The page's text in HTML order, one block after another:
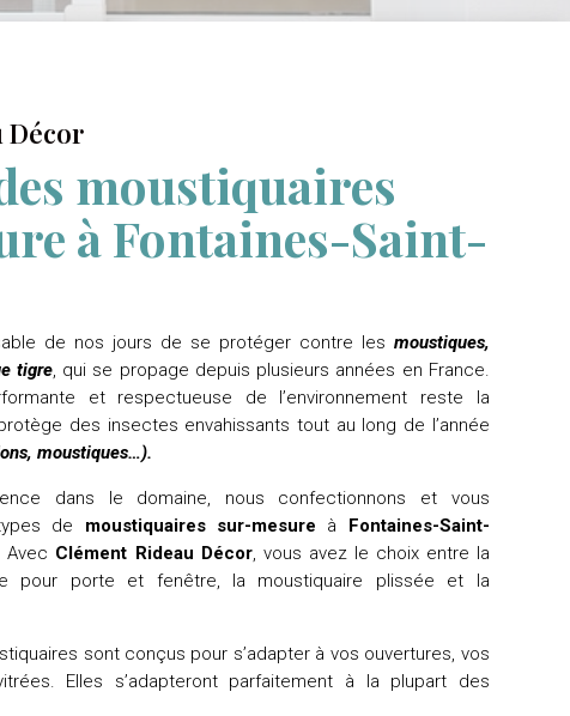
Décor
moustiquaires
à Fontaines-Saint-
de nos jours de se protéger contre les moustiques,
tigre, qui se propage depuis plusieurs années en France.
et respectueuse de l’environnement reste la
des insectes envahissants tout au long de l’année
moustiques…).
dans le domaine, nous confectionnons et vous
de moustiquaires sur-mesure à Fontaines-Saint-
Avec Clément Rideau Décor, vous avez le choix entre la
pour porte et fenêtre, la moustiquaire plissée et la
sont conçus pour s’adapter à vos ouvertures, vos
Elles s’adapteront parfaitement à la plupart des